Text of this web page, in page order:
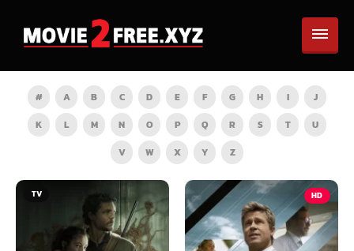
# A B C D E F G H I
J
K
L M N O P Q R S T
U
V
W X Y Z
HD HD